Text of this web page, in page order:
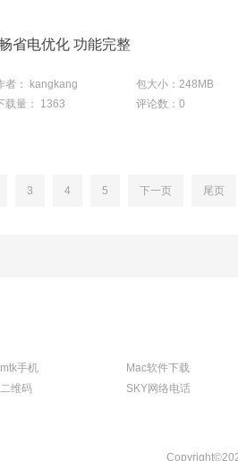
省电优化 功能完整
者： kangkang 包大小： 248MB
载量： 1363 评论数： 0
3 4 5 下一页 尾页
mtk手机 Mac软件下载
二维码 SKY网络电话